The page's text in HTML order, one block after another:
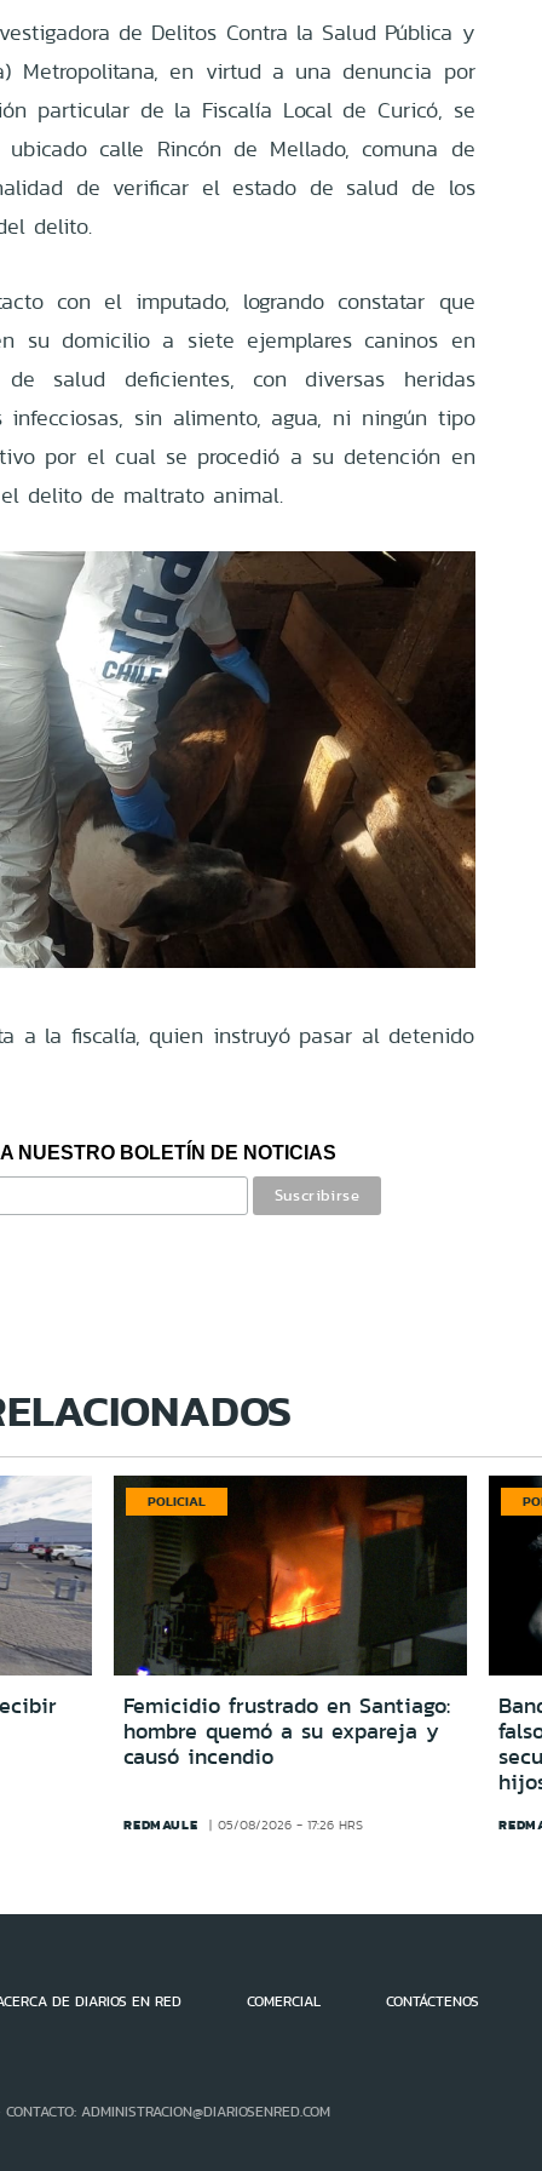
de Delitos Contra la Salud Pública y
Metropolitana, en virtud a una denuncia por
particular de la Fiscalía Local de Curicó, se
calle Rincón de Mellado, comuna de
de verificar el estado de salud de los
delito.
con el imputado, logrando constatar que
su domicilio a siete ejemplares caninos en
salud deficientes, con diversas heridas
infecciosas, sin alimento, agua, ni ningún tipo
por el cual se procedió a su detención en
delito de maltrato animal.
a la fiscalía, quien instruyó pasar al detenido
NUESTRO BOLETÍN DE NOTICIAS
POLICIAL
Femicidio frustrado en Santiago:
hombre quemó a su expareja y
causó incendio
REDMAULE 05/08/2026 - 17:26 HRS
DE DIARIOS EN RED COMERCIAL CONTÁCTENOS
ADMINISTRACION@DIARIOSENRED.COM